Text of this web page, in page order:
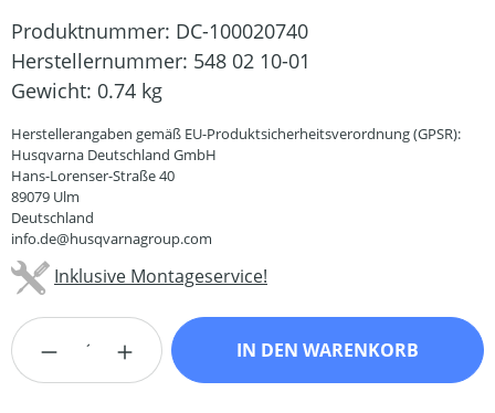
Produktnummer: DC-100020740
Herstellernummer: 548 02 10-01
Gewicht: 0.74 kg
Herstellerangaben gemäß EU-Produktsicherheitsverordnung (GPSR):
Husqvarna Deutschland GmbH
Hans-Lorenser-Straße 40
89079 Ulm
Deutschland
info.de@husqvarnagroup.com
Inklusive Montageservice!
Produkt Anzahl: Gib den gewünschten
IN DEN WARENKORB